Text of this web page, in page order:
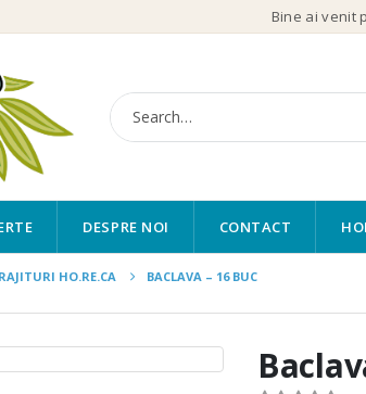
Bine ai venit
DESPRE NOI CONTACT
HO.RE.CA BACLAVA – 16 BUC